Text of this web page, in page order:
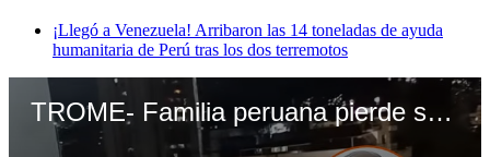
¡Llegó a Venezuela! Arribaron las 14 toneladas de ayuda
humanitaria de Perú tras los dos terremotos
TROME- Familia peruana pierde su casa por los terremotos tras vivir 50 años en Venezuela: “Fue devastador”